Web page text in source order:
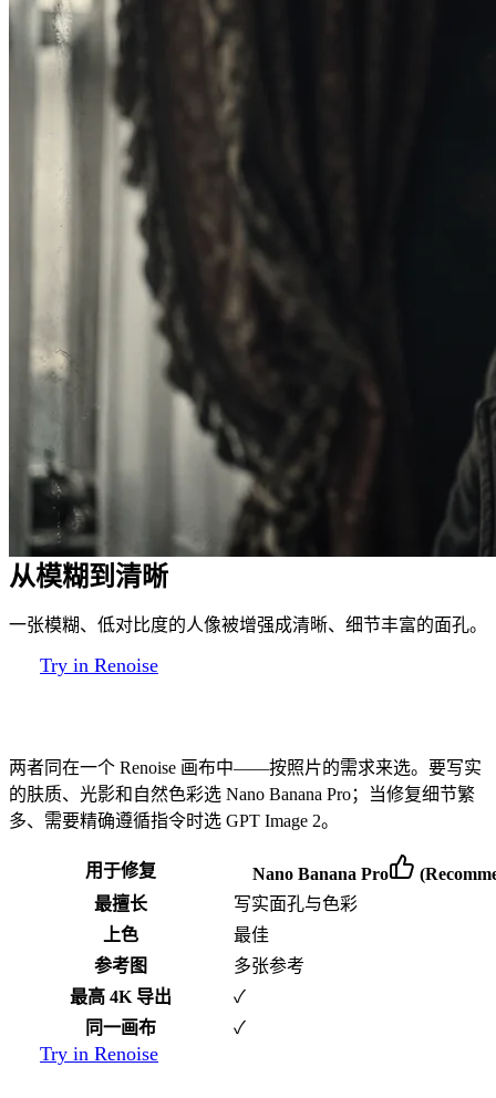
从模糊到清晰
一张模糊、低对比度的人像被增强成清晰、细节丰富的面孔。
Try in Renoise
两者同在一个 Renoise 画布中——按照片的需求来选。要写实
的肤质、光影和自然色彩选 Nano Banana Pro；当修复细节繁
多、需要精确遵循指令时选 GPT Image 2。
用于修复 Nano Banana Pro
最擅长
写实面孔与色彩
上色
最佳
参考图
多张参考
最高 4K 导出
✓
同一画布
✓
Try in Renoise